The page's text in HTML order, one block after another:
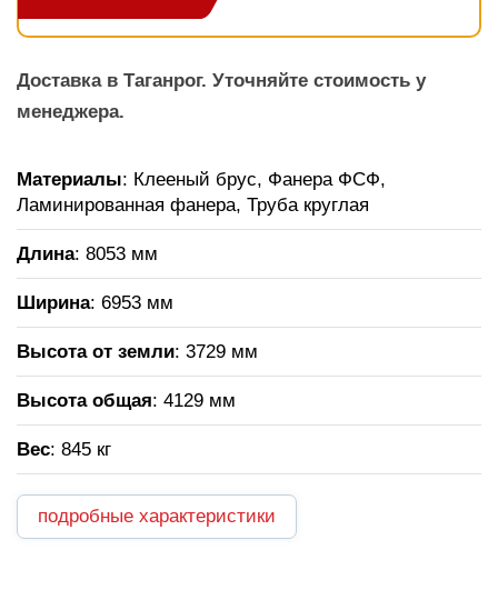
Доставка в Таганрог. Уточняйте стоимость у
менеджера.
Материалы: Клееный брус, Фанера ФСФ,
Ламинированная фанера, Труба круглая
Длина: 8053 мм
Ширина: 6953 мм
Высота от земли: 3729 мм
Высота общая: 4129 мм
Вес: 845 кг
подробные характеристики